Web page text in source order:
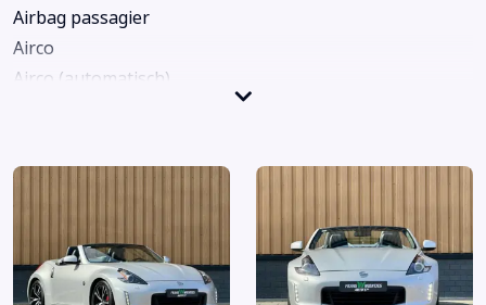
Airbag passagier
Airco
Airco (automatisch)
Alarm klasse 1(startblokkering)
Anti doorSlip Regeling
Audio installatie premium
Automatische lichtschakeling
Automatische verlichting